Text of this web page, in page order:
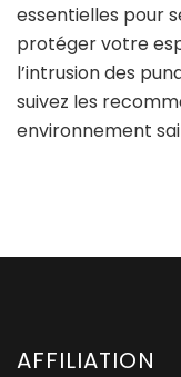
essentielles pour
protéger votre
l’intrusion des
suivez les
environnement
AFFILIATION